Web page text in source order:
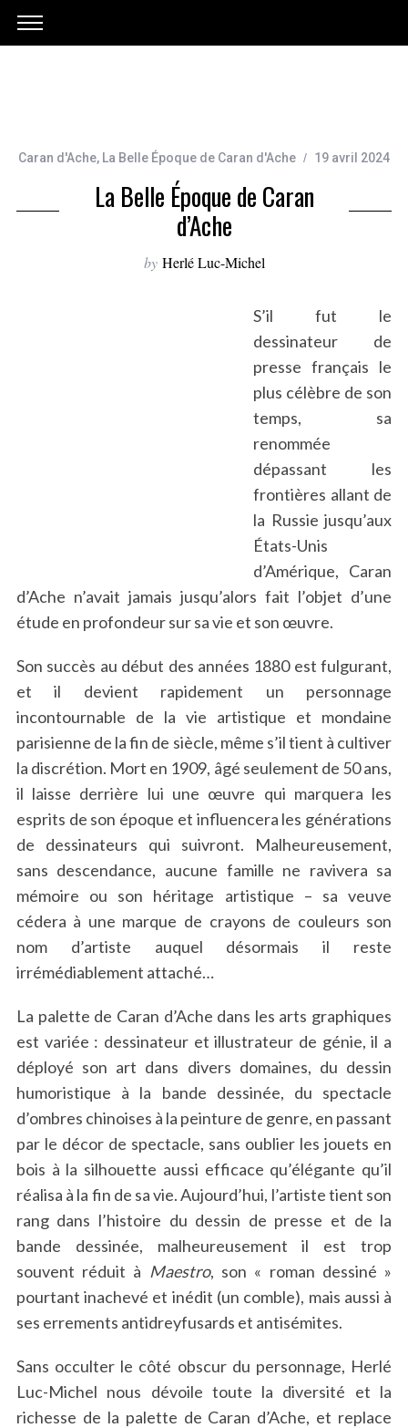
Caran d'Ache, La Belle Époque de Caran d'Ache 19 avril 2024
La Belle Époque de Caran
d’Ache
by Herlé Luc-Michel
S’il fut le
dessinateur de
presse français le
plus célèbre de son
temps, sa
renommée
dépassant les
frontières allant de
la Russie jusqu’aux
États-Unis
d’Amérique, Caran
d’Ache n’avait jamais jusqu’alors fait l’objet d’une
étude en profondeur sur sa vie et son œuvre.
Son succès au début des années 1880 est fulgurant,
et il devient rapidement un personnage
incontournable de la vie artistique et mondaine
parisienne de la fin de siècle, même s’il tient à cultiver
la discrétion. Mort en 1909, âgé seulement de 50 ans,
il laisse derrière lui une œuvre qui marquera les
esprits de son époque et influencera les générations
de dessinateurs qui suivront. Malheureusement,
sans descendance, aucune famille ne ravivera sa
mémoire ou son héritage artistique – sa veuve
cédera à une marque de crayons de couleurs son
nom d’artiste auquel désormais il reste
irrémédiablement attaché…
La palette de Caran d’Ache dans les arts graphiques
est variée : dessinateur et illustrateur de génie, il a
déployé son art dans divers domaines, du dessin
humoristique à la bande dessinée, du spectacle
d’ombres chinoises à la peinture de genre, en passant
par le décor de spectacle, sans oublier les jouets en
bois à la silhouette aussi efficace qu’élégante qu’il
réalisa à la fin de sa vie. Aujourd’hui, l’artiste tient son
rang dans l’histoire du dessin de presse et de la
bande dessinée, malheureusement il est trop
souvent réduit à Maestro, son « roman dessiné »
pourtant inachevé et inédit (un comble), mais aussi à
ses errements antidreyfusards et antisémites.
Sans occulter le côté obscur du personnage, Herlé
Luc-Michel nous dévoile toute la diversité et la
richesse de la palette de Caran d’Ache, et replace